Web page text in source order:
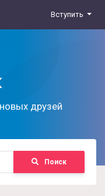
Вступить
друзей
Поиск